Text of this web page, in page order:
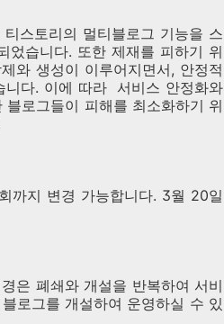
스토리의 멀티블로그 기능을 스
었습니다. 또한 제재를 피하기 위
와 생성이 이루어지면서, 안정적
니다. 이에 따라 서비스 안정화와
로그들이 피해를 최소화하기 위
까지 변경 가능합니다. 3월 20일
은 폐쇄와 개설을 반복하여 서비
로그를 개설하여 운영하실 수 있